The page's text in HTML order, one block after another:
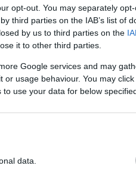
opt-out. You may separately
third parties on the IAB’s list of
by us to third parties on the
it to other third parties.
Google services and may
usage behaviour. You may
use your data for below
data.